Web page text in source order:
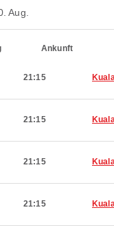
Aug.
Ankunft
21:15
21:15
21:15
21:15